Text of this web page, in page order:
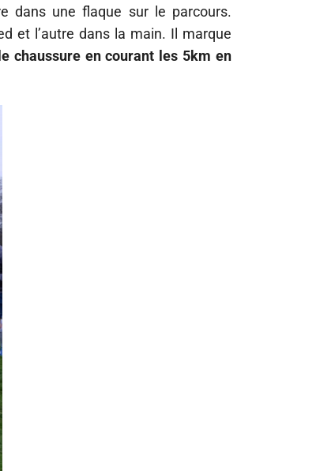
dans une flaque sur le parcours.
et l’autre dans la main. Il marque
chaussure en courant les 5km en